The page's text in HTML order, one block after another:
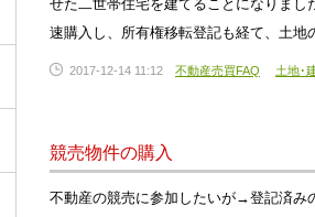
せた二世帯住宅を建てることになりま
速購入し、所有権移転登記も経て、土
2017-12-14 11:12 不動産売買FAQ 土地･
競売物件の購入
不動産の競売に参加したいが→登記済み